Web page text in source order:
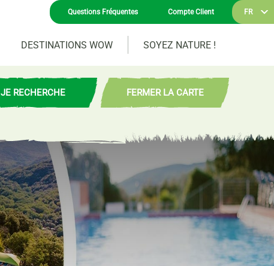
Questions Fréquentes Compte Client FR
DESTINATIONS WOW SOYEZ NATURE !
JE RECHERCHE FERMER LA CARTE